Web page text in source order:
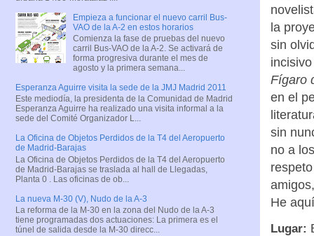
la
sin
Fígaro
en el
sin
no a
He
Lugar:
Empieza a funcionar el nuevo carril Bus-
VAO de la A-2 en estos horarios
Comienza la fase de pruebas del nuevo
carril Bus-VAO de la A-2. Se activará de
forma progresiva durante el mes de
agosto y la primera semana...
Esperanza Aguirre visita la sede de la JMJ Madrid 2011
Este mediodía, la presidenta de la Comunidad de Madrid
Esperanza Aguirre ha realizado una visita informal a la
sede del Comité Organizador L...
La Oficina de Objetos Perdidos de la T4 del Aeropuerto
de Madrid-Barajas
La Oficina de Objetos Perdidos de la T4 del Aeropuerto
de Madrid-Barajas se traslada al hall de Llegadas,
Planta 0 . Las oficinas de ob...
La nueva M-30 (V), Nudo de la A-3
La reforma de la M-30 en la zona del Nudo de la A-3
tiene programadas dos actuaciones: La primera es el
túnel de salida desde la M-30 direcc...